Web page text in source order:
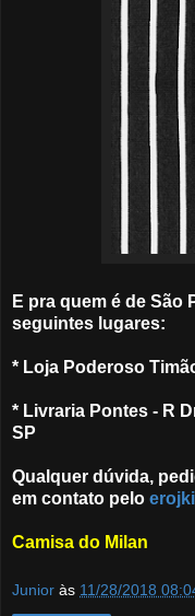
E pra quem é de São
seguintes lugares:
* Loja Poderoso
* Livraria Pontes - R
SP
Qualquer dúvida,
em contato pelo
Camisa do Milan
Junior às 11/28/2018